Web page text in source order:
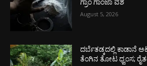
ಗ್ರಾಂ ಗಾಂಜಾ ವಶ
August 5, 2026
ದರ್ಬೆತಡ್ಕದಲ್ಲಿ ಕಾಡಾನೆ
ತೆಂಗಿನ ತೋಟ ಧ್ವಂಸ;